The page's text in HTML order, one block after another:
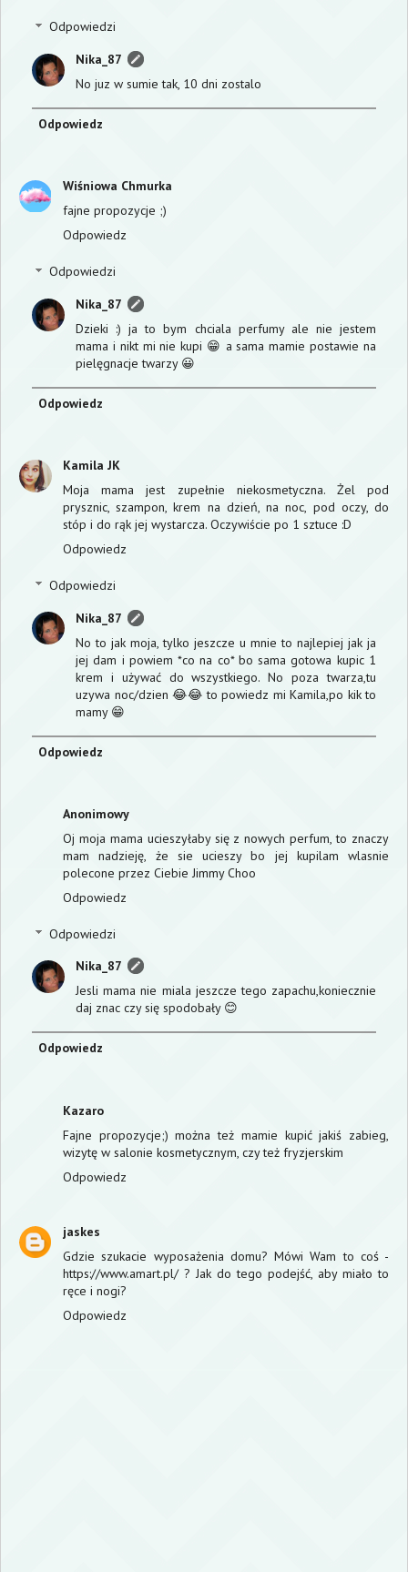
Odpowiedzi
Nika_87
No juz w sumie tak, 10 dni zostalo
Odpowiedz
Wiśniowa Chmurka
fajne propozycje ;)
Odpowiedz
Odpowiedzi
Nika_87
Dzieki :) ja to bym chciala perfumy ale nie jestem
mama i nikt mi nie kupi 😁 a sama mamie postawie na
pielęgnacje twarzy 😀
Odpowiedz
Kamila JK
Moja mama jest zupełnie niekosmetyczna. Żel pod
prysznic, szampon, krem na dzień, na noc, pod oczy, do
stóp i do rąk jej wystarcza. Oczywiście po 1 sztuce :D
Odpowiedz
Odpowiedzi
Nika_87
No to jak moja, tylko jeszcze u mnie to najlepiej jak ja
jej dam i powiem *co na co* bo sama gotowa kupic 1
krem i używać do wszystkiego. No poza twarza,tu
uzywa noc/dzien 😂😂 to powiedz mi Kamila,po kik to
mamy 😁
Odpowiedz
Anonimowy
Oj moja mama ucieszyłaby się z nowych perfum, to znaczy
mam nadzieję, że sie ucieszy bo jej kupilam wlasnie
polecone przez Ciebie Jimmy Choo
Odpowiedz
Odpowiedzi
Nika_87
Jesli mama nie miala jeszcze tego zapachu,koniecznie
daj znac czy się spodobały 😊
Odpowiedz
Kazaro
Fajne propozycje;) można też mamie kupić jakiś zabieg,
wizytę w salonie kosmetycznym, czy też fryzjerskim
Odpowiedz
jaskes
Gdzie szukacie wyposażenia domu? Mówi Wam to coś -
https://www.amart.pl/? Jak do tego podejść, aby miało to
ręce i nogi?
Odpowiedz